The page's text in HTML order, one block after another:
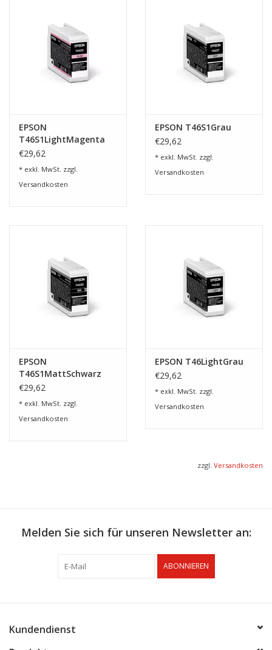
EPSON
T46S1LightMagenta
€29,62
* exkl. MwSt. zzgl.
Versandkosten
EPSON T46S1Grau
€29,62
* exkl. MwSt. zzgl.
Versandkosten
EPSON
T46S1MattSchwarz
€29,62
* exkl. MwSt. zzgl.
Versandkosten
EPSON T46LightGrau
€29,62
* exkl. MwSt. zzgl.
Versandkosten
zzgl. Versandkosten
Melden Sie sich für unseren Newsletter an:
ABONNIEREN
Kundendienst